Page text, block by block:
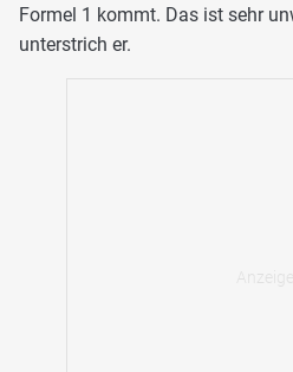
Formel 1 kommt. Das ist sehr
unterstrich er.